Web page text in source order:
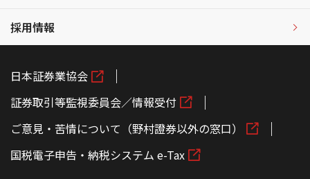
採用情報
日本証券業協会
証券取引等監視委員会／情報受付
ご意見・苦情について（野村證券以外の窓口）
国税電子申告・納税システム e-Tax